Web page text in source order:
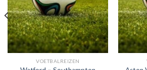
VOETBALREIZEN